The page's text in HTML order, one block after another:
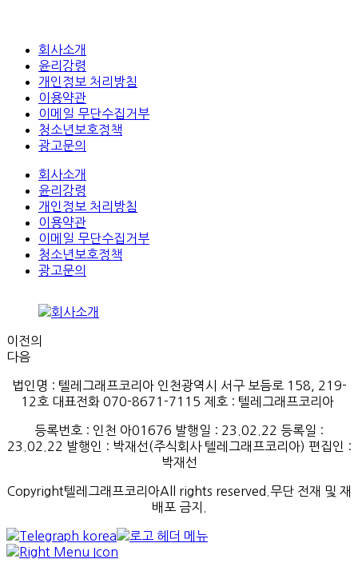
회사소개
윤리강령
개인정보 처리방침
이용약관
이메일 무단수집거부
청소년보호정책
광고문의
회사소개
윤리강령
개인정보 처리방침
이용약관
이메일 무단수집거부
청소년보호정책
광고문의
이전의
다음
법인명 : 텔레그래프코리아 인천광역시 서구 보듬로 158, 219-
12호 대표전화 070-8671-7115 제호 : 텔레그래프코리아
등록번호 : 인천 아01676 발행일 : 23.02.22 등록일 :
23.02.22 발행인 : 박재선(주식회사텔레그래프코리아) 편집인 :
박재선
Copyright텔레그래프코리아All rights reserved.무단 전재 및 재
배포 금지.